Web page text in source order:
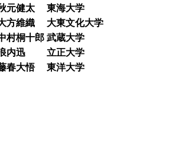
秋元健太 東海大学
方維織 大東文化大学
村桐十郎 武蔵大学
浪内迅 立正大学
藤春大悟 東洋大学